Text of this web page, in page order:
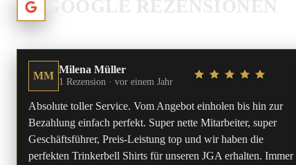
MM Milena Müller
1 Rezension · vor einem Jahr
Absolute toller Service. Vom Angebot einholen bis hin zur
Bezahlung einfach perfekt. Super nette Mitarbeiter, super
Geschäftsführer, Preis-Leistung top und wir haben die
perfekten Trinkerbell Shirts für unseren JGA erhalten. Immer